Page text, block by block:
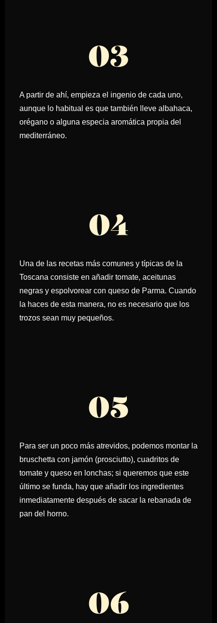
03
A partir de ahí, empieza el ingenio de cada uno,
aunque lo habitual es que también lleve albahaca,
orégano o alguna especia aromática propia del
mediterráneo.
04
Una de las recetas más comunes y típicas de la
Toscana consiste en añadir tomate, aceitunas
negras y espolvorear con queso de Parma. Cuando
la haces de esta manera, no es necesario que los
trozos sean muy pequeños.
05
Para ser un poco más atrevidos, podemos montar la
bruschetta con jamón (prosciutto), cuadritos de
tomate y queso en lonchas; si queremos que este
último se funda, hay que añadir los ingredientes
inmediatamente después de sacar la rebanada de
pan del horno.
06